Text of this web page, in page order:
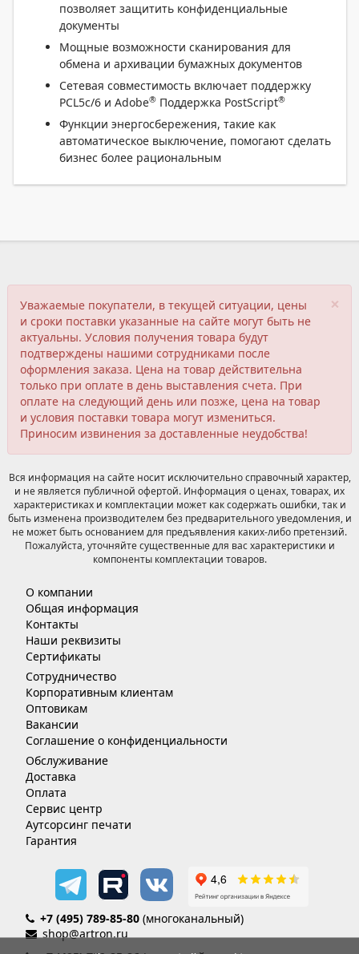
позволяет защитить конфиденциальные
документы
Мощные возможности сканирования для
обмена и архивации бумажных документов
Сетевая совместимость включает поддержку
PCL5c/6 и Adobe® Поддержка PostScript®
Функции энергосбережения, такие как
автоматическое выключение, помогают сделать
бизнес более рациональным
×
Уважаемые покупатели, в текущей ситуации, цены
и сроки поставки указанные на сайте могут быть не
актуальны. Условия получения товара будут
подтверждены нашими сотрудниками после
оформления заказа. Цена на товар действительна
только при оплате в день выставления счета. При
оплате на следующий день или позже, цена на товар
и условия поставки товара могут измениться.
Приносим извинения за доставленные неудобства!
Вся информация на сайте носит исключительно справочный характер,
и не является публичной офертой. Информация о ценах, товарах, их
характеристиках и комплектации может как содержать ошибки, так и
быть изменена производителем без предварительного уведомления, и
не может быть основанием для предъявления каких-либо претензий.
Пожалуйста, уточняйте существенные для вас характеристики и
компоненты комплектации товаров.
О компании
Общая информация
Контакты
Наши реквизиты
Сертификаты
Сотрудничество
Корпоративным клиентам
Оптовикам
Вакансии
Соглашение о конфиденциальности
Обслуживание
Доставка
Оплата
Сервис центр
Аутсорсинг печати
Гарантия
+7 (495) 789-85-80 (многоканальный)
shop@artron.ru